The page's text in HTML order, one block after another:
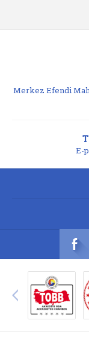
Merkez Efendi
E-